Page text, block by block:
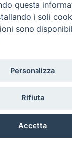
questa
i soli
sono
Personalizza
Rifiuta
Accetta